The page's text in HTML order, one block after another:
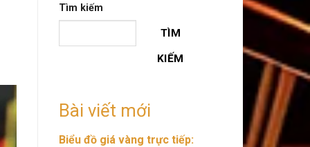
Tìm kiếm
TÌM
KIẾM
Bài viết mới
Biểu đồ giá vàng trực tiếp: